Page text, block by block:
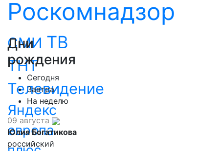
Роскомнадзор
СМИ ТВ
ТНТ
Телевидение
Яндекс
европа
Дни
рождения
Сегодня
Завтра
На неделю
09 августа
Юлия Богатикова
российский